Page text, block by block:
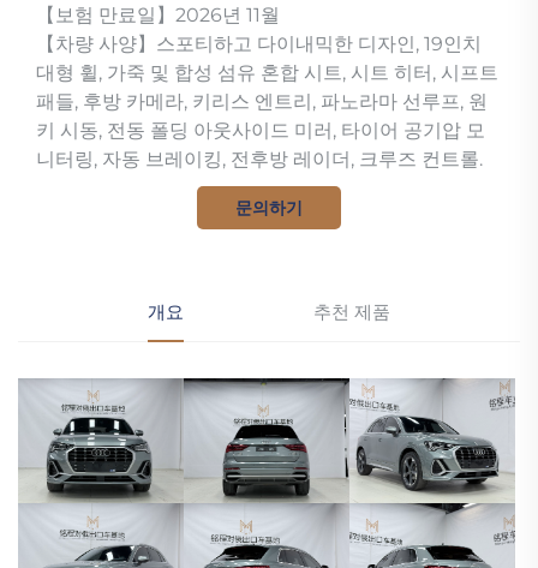
【보험 만료일】2026년 11월
【차량 사양】스포티하고 다이내믹한 디자인, 19인치
대형 휠, 가죽 및 합성 섬유 혼합 시트, 시트 히터, 시프트
패들, 후방 카메라, 키리스 엔트리, 파노라마 선루프, 원
키 시동, 전동 폴딩 아웃사이드 미러, 타이어 공기압 모
니터링, 자동 브레이킹, 전후방 레이더, 크루즈 컨트롤.
문의하기
개요 추천 제품